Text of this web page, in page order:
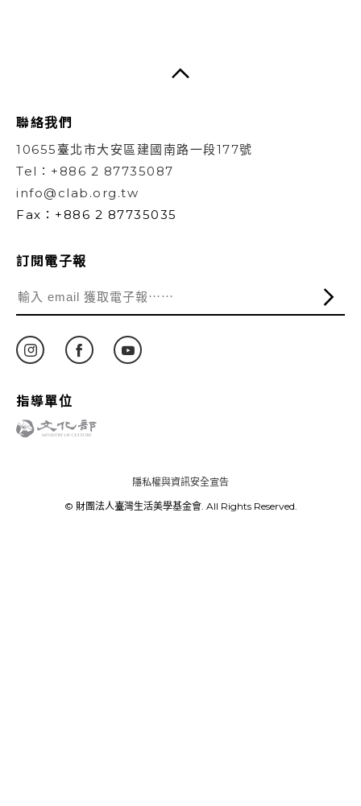
聯絡我們
10655臺北市大安區建國南路一段177號
Tel：+886 2 87735087
info@clab.org.tw
Fax：+886 2 87735035
訂閱電子報
指導單位
隱私權與資訊安全宣告
© 財團法人臺灣生活美學基金會. All Rights Reserved.